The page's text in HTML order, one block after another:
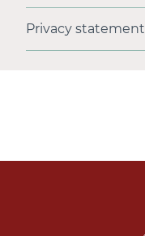
Privacy statement